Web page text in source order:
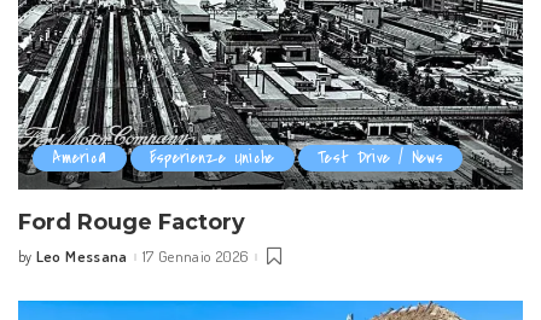
America Esperienze Uniche Test Drive / News
Ford Rouge Factory
Posted
by Leo Messana 17 Gennaio 2026